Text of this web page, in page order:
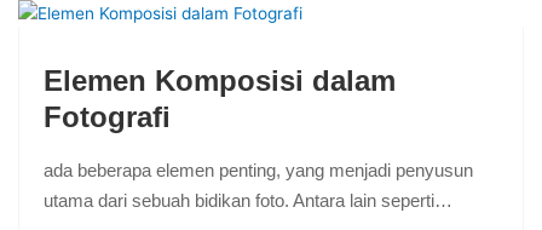
Elemen Komposisi dalam
Fotografi
ada beberapa elemen penting, yang menjadi penyusun
utama dari sebuah bidikan foto. Antara lain seperti…